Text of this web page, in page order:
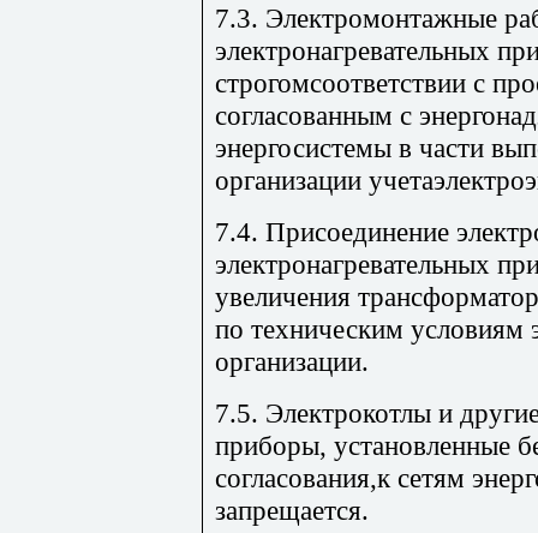
7.3. Электромонтажные
электронагревательных
строгомсоответствии с
согласованным с
энергосистемы в части
организации
7.4. Присоединение
электронагревательных
увеличения
по техническим условиям
организации.
7.5. Электрокотлы и
приборы, установленные
согласования,к сетям
запрещается.